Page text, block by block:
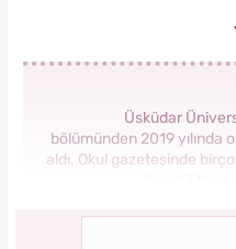
Serenay Sarıkaya,